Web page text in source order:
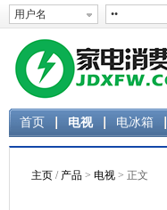
首页 电视 电冰箱
主页 / 产品 > 电视 > 正文